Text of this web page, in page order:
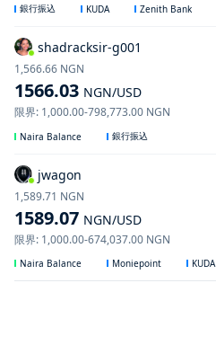
銀行振込 KUDA Zenith Bank
shadracksir-g001
1566.03 NGN/USD
1,566.66 NGN
限界: 1,000.00-798,773.00 NGN
Naira Balance 銀行振込
jwagon
1589.07 NGN/USD
1,589.71 NGN
限界: 1,000.00-674,037.00 NGN
Naira Balance Moniepoint KUDA